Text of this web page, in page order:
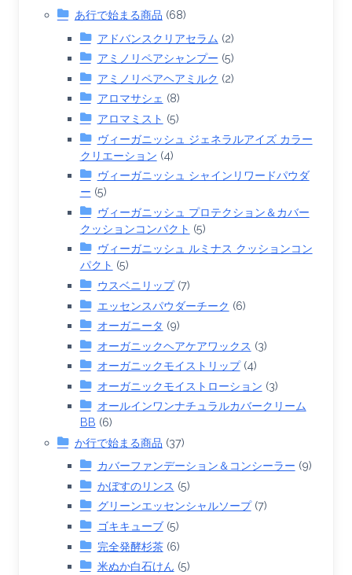
あ行で始まる商品 (68)
アドバンスクリアセラム (2)
アミノリペアシャンプー (5)
アミノリペアヘアミルク (2)
アロマサシェ (8)
アロマミスト (5)
ヴィーガニッシュ ジェネラルアイズ カラー
クリエーション (4)
ヴィーガニッシュ シャインリワードパウダ
ー (5)
ヴィーガニッシュ プロテクション＆カバー
クッションコンパクト (5)
ヴィーガニッシュ ルミナス クッションコン
パクト (5)
ウスベニリップ(7)
エッセンスパウダーチーク (6)
オーガニータ (9)
オーガニックヘアケアワックス (3)
オーガニックモイストリップ(4)
オーガニックモイストローション (3)
オールインワンナチュラルカバークリーム
BB (6)
か行で始まる商品 (37)
カバーファンデーション＆コンシーラー (9)
かぼすのリンス (5)
グリーンエッセンシャルソープ(7)
ゴキキューブ(5)
完全発酵杉茶(6)
米ぬか白石けん (5)